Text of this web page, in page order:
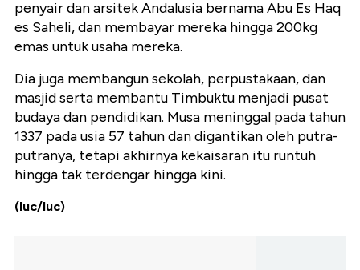
penyair dan arsitek Andalusia bernama Abu Es Haq
es Saheli, dan membayar mereka hingga 200kg
emas untuk usaha mereka.
Dia juga membangun sekolah, perpustakaan, dan
masjid serta membantu Timbuktu menjadi pusat
budaya dan pendidikan. Musa meninggal pada tahun
1337 pada usia 57 tahun dan digantikan oleh putra-
putranya, tetapi akhirnya kekaisaran itu runtuh
hingga tak terdengar hingga kini.
(luc/luc)